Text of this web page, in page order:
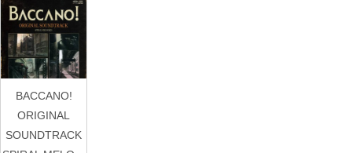
BACCANO!
ORIGINAL
SOUNDTRACK